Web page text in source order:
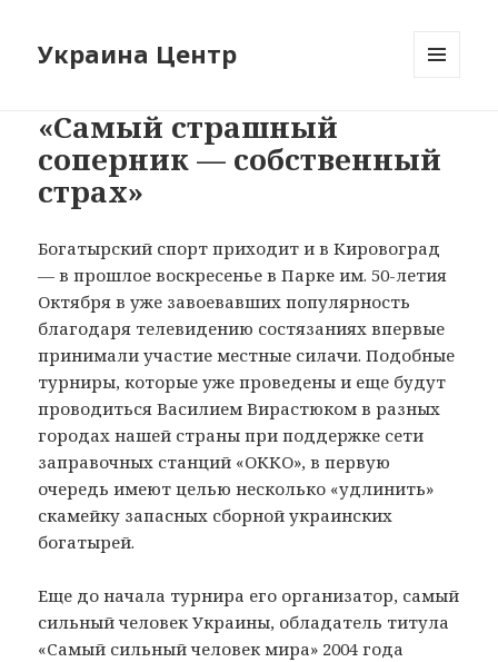
Украина Центр
«Самый страшный
соперник — собственный
страх»
Богатырский спорт приходит и в Кировоград
— в прошлое воскресенье в Парке им. 50-летия
Октября в уже завоевавших популярность
благодаря телевидению состязаниях впервые
принимали участие местные силачи. Подобные
турниры, которые уже проведены и еще будут
проводиться Василием Вирастюком в разных
городах нашей страны при поддержке сети
заправочных станций «ОККО», в первую
очередь имеют целью несколько «удлинить»
скамейку запасных сборной украинских
богатырей.
Еще до начала турнира его организатор, самый
сильный человек Украины, обладатель титула
«Самый сильный человек мира» 2004 года